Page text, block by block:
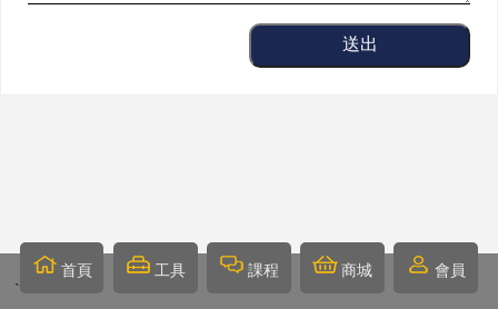
送出
首頁 工具 課程 商城 會員
`